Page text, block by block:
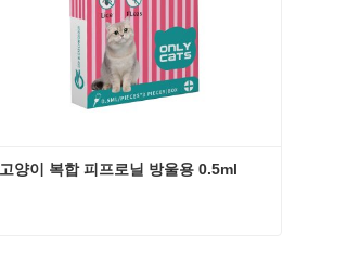
고양이 복합 피프로닐 방울용 0.5ml